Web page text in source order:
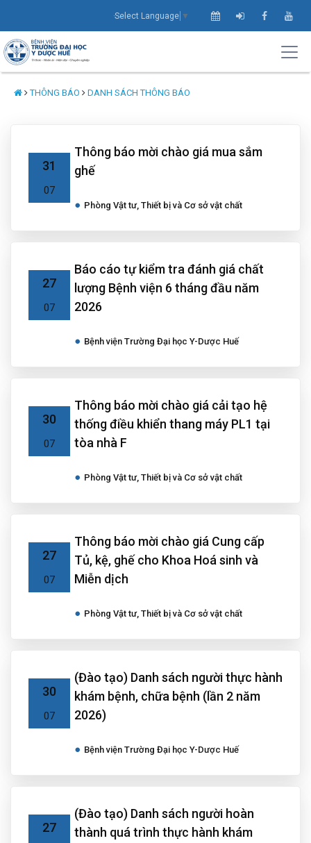
Select Language ▼
THÔNG BÁO DANH SÁCH THÔNG BÁO
31
07
Thông báo mời chào giá mua sắm
ghế
Phòng Vật tư, Thiết bị và Cơ sở vật chất
27
07
Báo cáo tự kiểm tra đánh giá chất
lượng Bệnh viện 6 tháng đầu năm
2026
Bệnh viện Trường Đại học Y-Dược Huế
30
07
Thông báo mời chào giá cải tạo hệ
thống điều khiển thang máy PL1 tại
tòa nhà F
Phòng Vật tư, Thiết bị và Cơ sở vật chất
27
07
Thông báo mời chào giá Cung cấp
Tủ, kệ, ghế cho Khoa Hoá sinh và
Miễn dịch
Phòng Vật tư, Thiết bị và Cơ sở vật chất
30
07
(Đào tạo) Danh sách người thực hành
khám bệnh, chữa bệnh (lần 2 năm
2026)
Bệnh viện Trường Đại học Y-Dược Huế
27
(Đào tạo) Danh sách người hoàn
thành quá trình thực hành khám